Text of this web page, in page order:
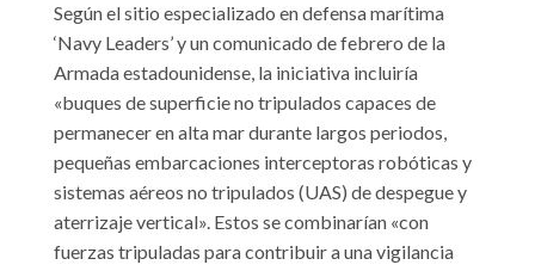
Según el sitio especializado en defensa marítima
‘Navy Leaders’ y un comunicado de febrero de la
Armada estadounidense, la iniciativa incluiría
«buques de superficie no tripulados capaces de
permanecer en alta mar durante largos periodos,
pequeñas embarcaciones interceptoras robóticas y
sistemas aéreos no tripulados (UAS) de despegue y
aterrizaje vertical». Estos se combinarían «con
fuerzas tripuladas para contribuir a una vigilancia